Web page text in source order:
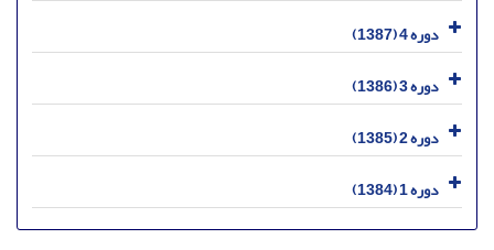
دوره 4 (1387)
دوره 3 (1386)
دوره 2 (1385)
دوره 1 (1384)